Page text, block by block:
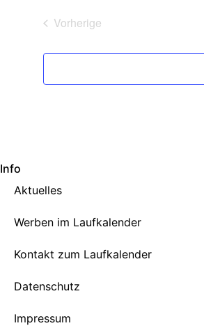
VorherigeVeranstaltungen
Info
Aktuelles
Werben im Laufkalender
Kontakt zum Laufkalender
Datenschutz
Impressum